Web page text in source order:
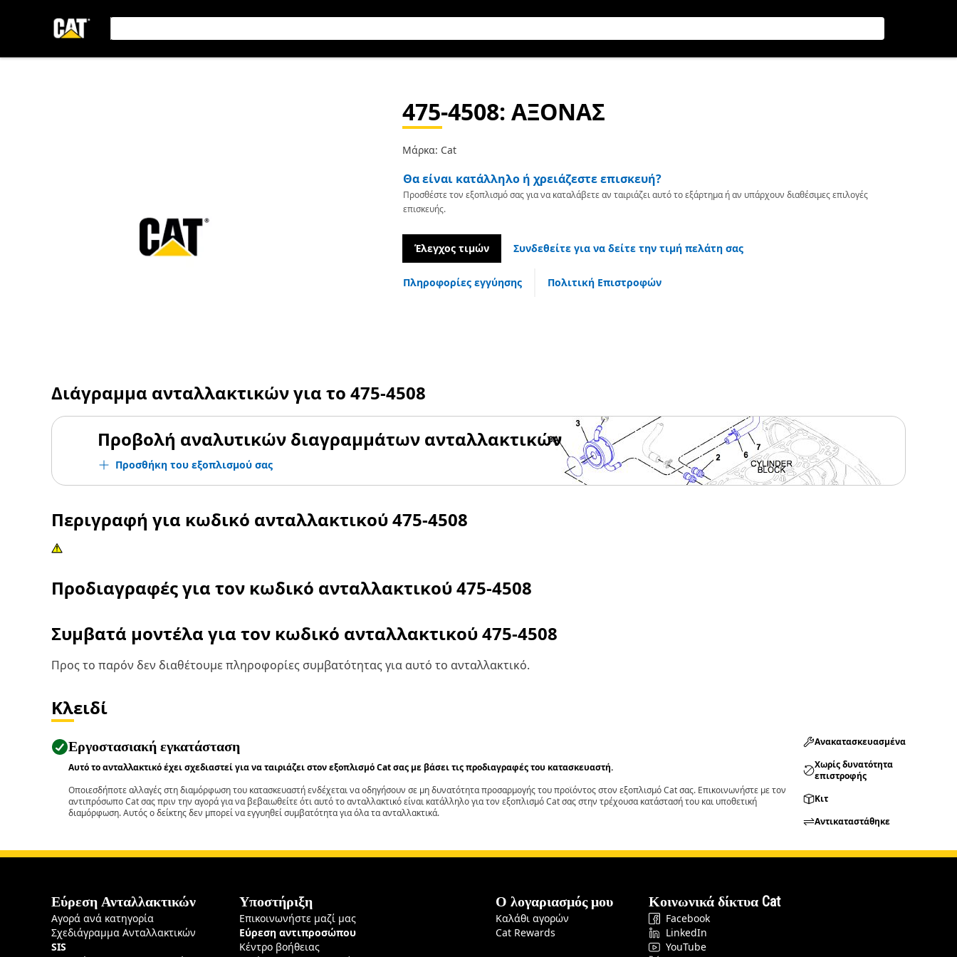
475-4508: ΑΞΟΝΑΣ
Μάρκα: Cat
Θα είναι κατάλληλο ή χρειάζεστε επισκευή?
Προσθέστε τον εξοπλισμό σας για να καταλάβετε αν ταιριάζει αυτό το εξάρτημα ή αν υπάρχουν διαθέσιμες επιλογές
επισκευής.
Έλεγχος τιμών Συνδεθείτε για να δείτε την τιμή πελάτη σας
Πληροφορίες εγγύησης Πολιτική Επιστροφών
Διάγραμμα ανταλλακτικών για το 475-4508
Προβολή αναλυτικών διαγραμμάτων ανταλλακτικών
Προσθήκη του εξοπλισμού σας
Περιγραφή για κωδικό ανταλλακτικού475-4508
Προδιαγραφές για τον κωδικό ανταλλακτικού475-4508
Συμβατά μοντέλα για τον κωδικό ανταλλακτικού475-4508
Προς το παρόν δεν διαθέτουμε πληροφορίες συμβατότητας για αυτό το ανταλλακτικό.
Κλειδί
Εργοστασιακή εγκατάσταση
Αυτό το ανταλλακτικό έχει σχεδιαστεί για να ταιριάζει στον εξοπλισμό Cat σας με βάσει τις προδιαγραφές του κατασκευαστή.
Οποιεσδήποτε αλλαγές στη διαμόρφωση του κατασκευαστή ενδέχεται να οδηγήσουν σε μη δυνατότητα προσαρμογής του προϊόντος στον εξοπλισμό Cat σας. Επικοινωνήστε με τον
αντιπρόσωπο Cat σας πριν την αγορά για να βεβαιωθείτε ότι αυτό το ανταλλακτικό είναι κατάλληλο για τον εξοπλισμό Cat σας στην τρέχουσα κατάστασή του και υποθετική
διαμόρφωση. Αυτός ο δείκτης δεν μπορεί να εγγυηθεί συμβατότητα για όλα τα ανταλλακτικά.
Ανακατασκευασμένα
Χωρίς δυνατότητα
επιστροφής
Κιτ
Αντικαταστάθηκε
Εύρεση Ανταλλακτικών
Αγορά ανά κατηγορία
Σχεδιάγραμμα Ανταλλακτικών
SIS
Υποστήριξη
Επικοινωνήστε μαζί μας
Εύρεση αντιπροσώπου
Κέντρο βοήθειας
Ο λογαριασμός μου
Καλάθι αγορών
Cat Rewards
Κοινωνικά δίκτυα Cat
Facebook
LinkedIn
YouTube